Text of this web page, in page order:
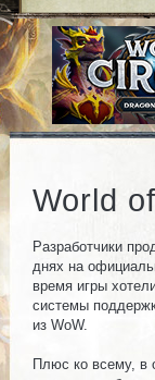
World
Разработчики
днях на
время игры
системы
из WoW.
Плюс ко всему, в